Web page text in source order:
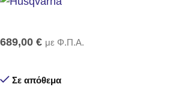
689,00 € με Φ.Π.Α.
Σε απόθεμα